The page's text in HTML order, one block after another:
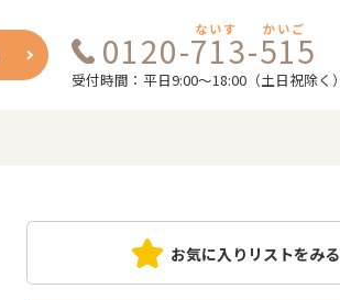
0120-713-515
ないす かいご
受付時間：平日9:00～18:00（土日祝除く）
お気に入りリストをみる